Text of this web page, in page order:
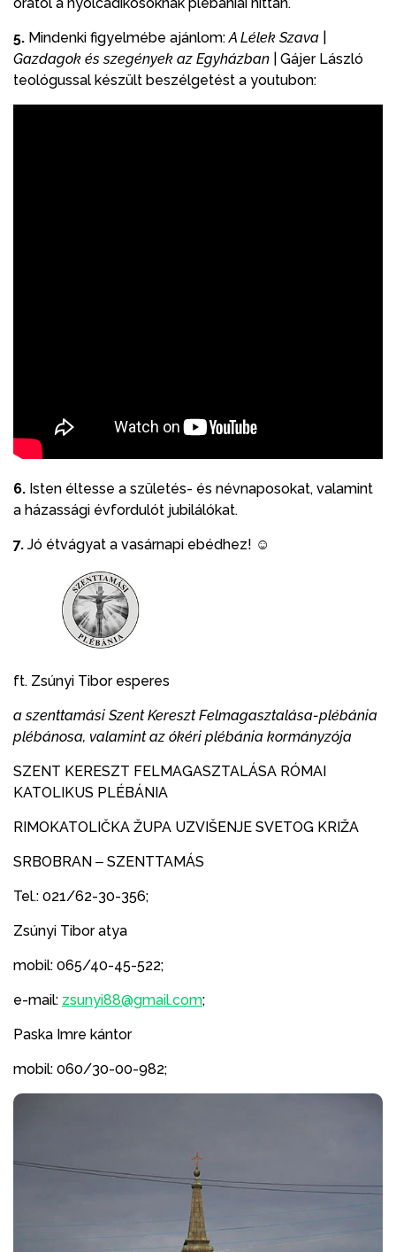
5. Mindenki figyelmébe ajánlom:A Lélek Szava
Gazdagok és szegények az Egyházban | Gájer László
teológussal készült beszélgetést a youtubon:
6. Isten éltesse a születés- és névnaposokat, valamint
a házassági évfordulót jubilálókat.
7. Jó étvágyat a vasárnapi ebédhez! ☺
ft. Zsúnyi Tibor esperes
a szenttamási Szent Kereszt Felmagasztalása-plébánia
plébánosa, valamint az ókéri plébánia kormányzója
SZENT KERESZT FELMAGASZTALÁSA RÓMAI
KATOLIKUS PLÉBÁNIA
RIMOKATOLIČKA ŽUPA UZVIŠENJE SVETOG KRIŽA
SRBOBRAN ‒ SZENTTAMÁS
Tel.: 021/62-30-356;
Zsúnyi Tibor atya
mobil: 065/40-45-522;
e-mail: zsunyi88@gmail.com;
Paska Imre kántor
mobil: 060/30-00-982;